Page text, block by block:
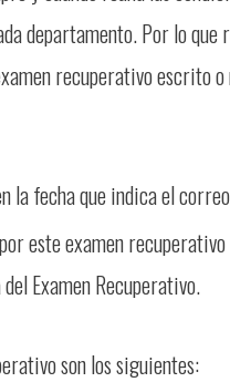
departamento. Por lo
recuperativo escrito
la fecha que indica el
este examen
Examen Recuperativo.
son los siguientes: